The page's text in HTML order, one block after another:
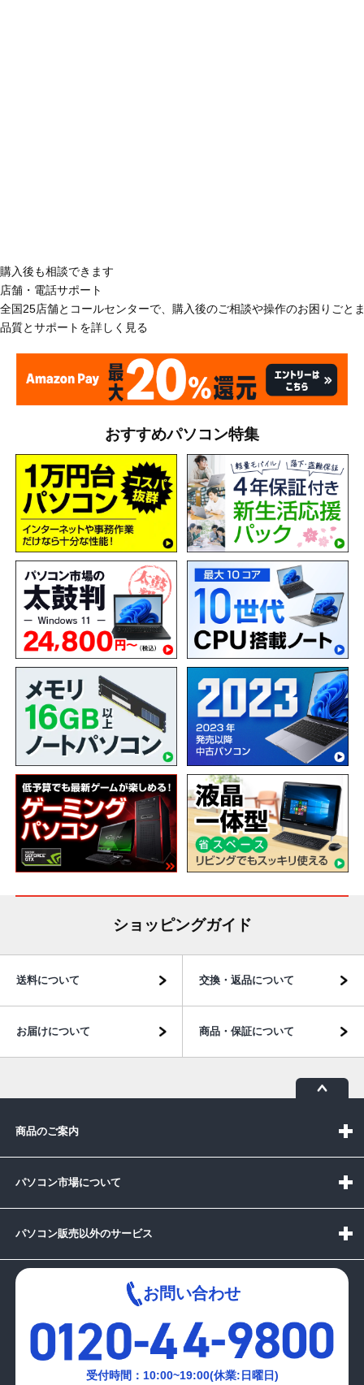
購入後も相談できます
店舗・電話サポート
全国25店舗とコールセンターで、購入後のご相談や操作のお困りごと
品質とサポートを詳しく見る
おすすめパソコン特集
ショッピングガイド
送料について 交換・返品について
お届けについて 商品・保証について
商品のご案内
パソコン市場について
パソコン販売以外のサービス
お問い合わせ
受付時間：10:00~19:00(休業:日曜日)